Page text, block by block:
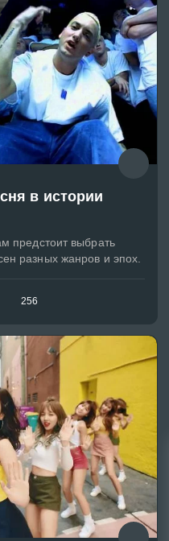
в истории
предстоит выбрать
разных жанров и эпох.
256